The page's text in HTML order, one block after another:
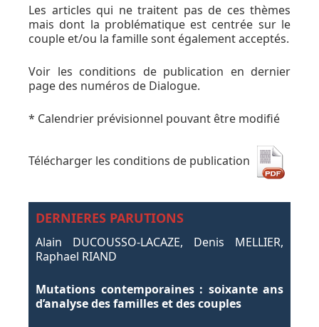
Les articles qui ne traitent pas de ces thèmes
mais dont la problématique est centrée sur le
couple et/ou la famille sont également acceptés.
Voir les conditions de publication en dernier
page des numéros de Dialogue.
* Calendrier prévisionnel pouvant être modifié
Télécharger les conditions de publication
DERNIERES PARUTIONS
Alain DUCOUSSO-LACAZE, Denis MELLIER,
Raphael RIAND
Mutations contemporaines : soixante ans
d’analyse des familles et des couples